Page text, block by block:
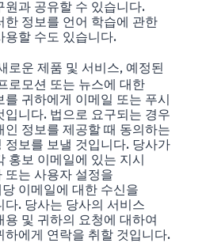
원과 공유할 수 있습니다.
한 정보를 언어 학습에 관한
용할 수도 있습니다.
로운 제품 및 서비스, 예정된
로모션 또는 뉴스에 대한
를 귀하에게 이메일 또는 푸시
입니다. 법으로 요구되는 경우
인 정보를 제공할 때 동의하는
정보를 보낼 것입니다. 당사가
홍보 이메일에 있는 지시
또는 사용자 설정을
이메일에 대한 수신을
다. 당사는 당사의 서비스
용 및 귀하의 요청에 대하여
하에게 연락을 취할 것입니다.